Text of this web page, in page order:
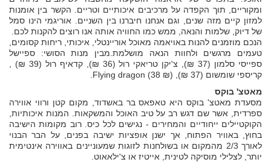
ומקוריים, תוך הקפדה על מרכיבים איכותיים וטריים. הקשר בין אומנות
למזון קיים מזה שנים, וגם אנחנו חיברנו בין השניים. אוריגמי הינו סמל
של דיוק, שלמות והנאה, ממש כמו החוויה אותה אנו רוצים להקנות לכם.
הנכם מוזמנים להנות באויאמה מאוכל אוריינטלי, איכותי, ריחות קסומים,
טעמים מרגשים ולחוות הנאה מושלמת.מבין מנות הסושי: ספיישל
ספייסי סלמון (37 ₪), צ'יקן טריאקי רול (36 ₪), קדאיף רול (39 ₪) ,
קריספי שומשום (37 ₪), Flying dragon (38 ₪).
מאטצ' בוקס
מסעדת מאטצ' בוקס היא טאפאס בר באשדוד, מקום קטן ורווי אווירה
ספרדית, אשר שם דגש רב על טיב האוכל והמשקאות. המנות איכותיות,
הקוקטיילים ייחודיים והמחירים - נגישים לכל כיס. רוב מקומות הישיבה
בחוץ, באוויר הפתוח, אך ישנן אופציות ישיבה בפנים, על הבר הבנוי
לאורך 2/3 מהמקום או בשולחנות לזוגות שמעוניינים באווירה אינטימית
יותר, לצלילי מוסיקה לטינית, אייטיז או צ'ילאאוט.